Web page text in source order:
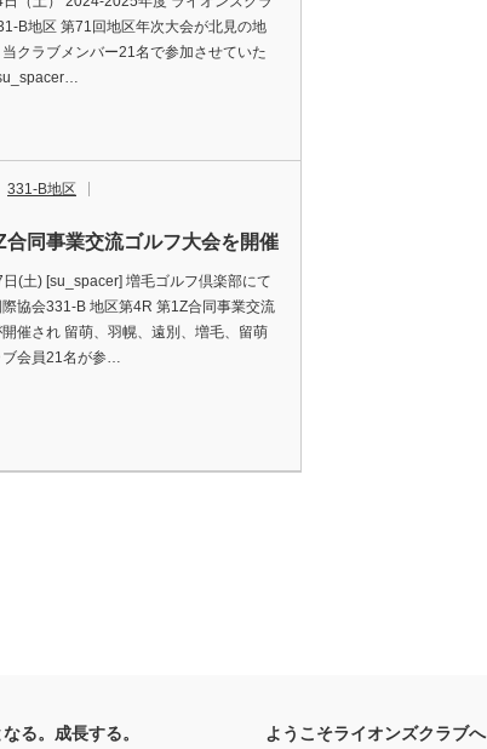
B地区 第71回地区年次大会が北見の地
クラブメンバー21名で参加させていた
331-B地区
合同事業交流ゴルフ大会を開催
(土) [su_spacer] 増毛ゴルフ倶楽部にて
協会331-B 地区第4R 第1Z合同事業交流
催され 留萌、羽幌、遠別、増毛、留萌
ブ会員21名が参…
る。成長する。 ようこそライオンズクラブへ